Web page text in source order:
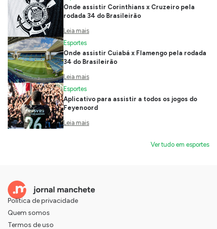
Onde assistir Corinthians x Cruzeiro pela
rodada 34 do Brasileirão
Leia mais
Esportes
Onde assistir Cuiabá x Flamengo pela rodada
34 do Brasileirão
Leia mais
Esportes
Aplicativo para assistir a todos os jogos do
Feyenoord
Leia mais
Ver tudo em esportes
Política de privacidade
Quem somos
Termos de uso